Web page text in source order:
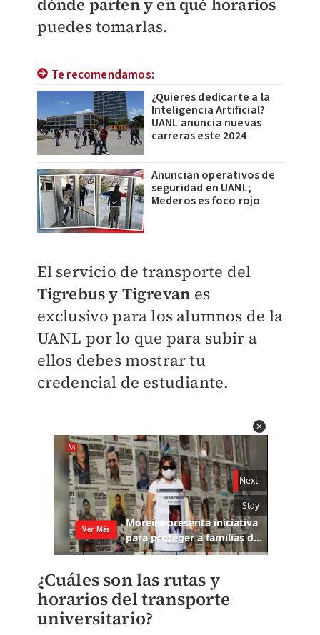
dónde parten y en qué horarios
puedes tomarlas.
Te recomendamos:
¿Quieres dedicarte a la
Inteligencia Artificial?
UANL anuncia nuevas
carreras este 2024
Anuncian operativos de
seguridad en UANL;
Mederos es foco rojo
El servicio de transporte del
Tigrebus y Tigrevan es
exclusivo para los alumnos de la
UANL por lo que para subir a
ellos debes mostrar tu
credencial de estudiante.
¿Cuáles son las rutas y
horarios del transporte
universitario?